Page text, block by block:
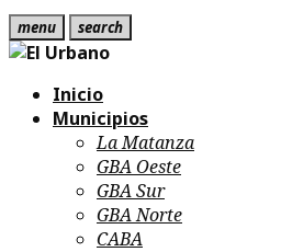
menu search
Inicio
Municipios
La Matanza
GBA Oeste
GBA Sur
GBA Norte
CABA